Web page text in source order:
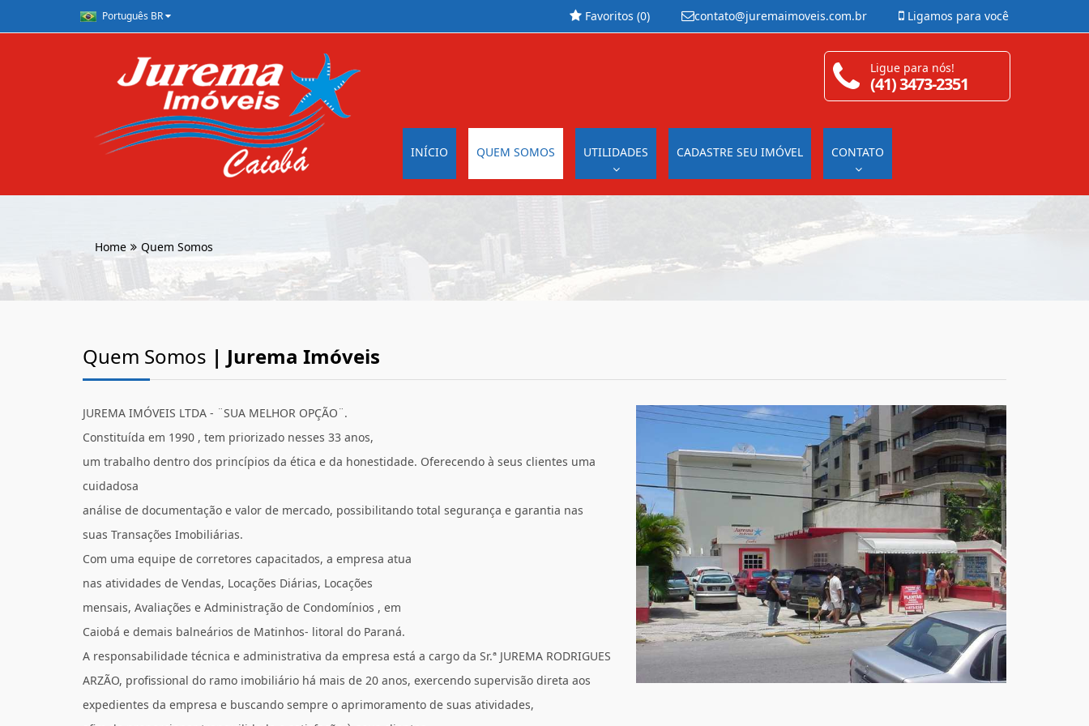
Português BR Ligamos para você
contato@juremaimoveis.com.br
Favoritos (0)
INÍCIO QUEM SOMOS UTILIDADES CADASTRE SEU IMÓVEL CONTATO
Ligue para nós!
(41) 3473-2351
Home Quem Somos
Quem Somos | Jurema Imóveis
JUREMA IMÓVEIS LTDA - ¨SUA MELHOR OPÇÃO¨.
Constituída em 1990 , tem priorizado nesses 33 anos,
um trabalho dentro dos princípios da ética e da honestidade. Oferecendo à seus clientes uma
cuidadosa
análise de documentação e valor de mercado, possibilitando total segurança e garantia nas
suas Transações Imobiliárias.
Com uma equipe de corretores capacitados, a empresa atua
nas atividades de Vendas, Locações Diárias, Locações
mensais, Avaliações e Administração de Condomínios , em
Caiobá e demais balneários de Matinhos- litoral do Paraná.
A responsabilidade técnica e administrativa da empresa está a cargo da Sr.ª JUREMA RODRIGUES
ARZÃO, profissional do ramo imobiliário há mais de 20 anos, exercendo supervisão direta aos
expedientes da empresa e buscando sempre o aprimoramento de suas atividades,